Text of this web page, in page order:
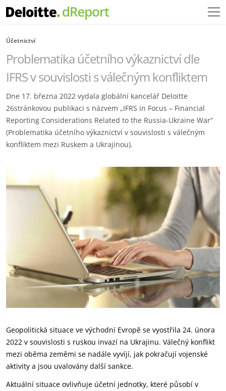
Účetnictví
Problematika účetního výkaznictví dle
IFRS v souvislosti s válečným konfliktem
Dne 17. března 2022 vydala globální kancelář Deloitte
26stránkovou publikaci s názvem „IFRS in Focus – Financial
Reporting Considerations Related to the Russia-Ukraine War“
(Problematika účetního výkaznictví v souvislosti s válečným
konfliktem mezi Ruskem a Ukrajinou).
Geopolitická situace ve východní Evropě se vyostřila 24. února
2022 v souvislosti s ruskou invazí na Ukrajinu. Válečný konflikt
mezi oběma zeměmi se nadále vyvíjí, jak pokračují vojenské
aktivity a jsou uvalovány další sankce.
Aktuální situace ovlivňuje účetní jednotky, které působí v